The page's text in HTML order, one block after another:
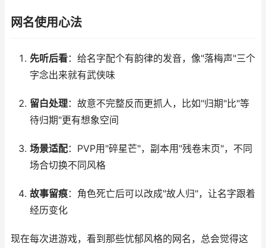
网名使用心法
先听后看：给名字配个有韵律的发音，像"落梅声"三个
字念出来就有武侠味
留白处理：故意不完整反而更抓人，比如"归期"比"等
待归期"更有想象空间
场景适配：PVP用"碎星芒"，副本用"残卷末页"，不同
场合切换不同风格
故事留痕：角色死亡后可以改成"故人归"，让名字跟着
经历变化
现在每次进游戏，看到那些忧郁风格的网名，总会觉得这